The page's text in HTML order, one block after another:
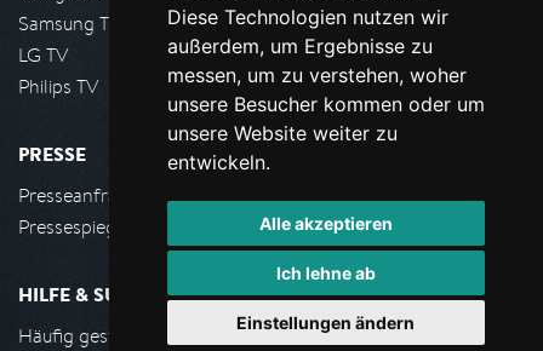
Diese Technologien nutzen wir
außerdem, um Ergebnisse zu
messen, um zu verstehen, woher
unsere Besucher kommen oder um
unsere Website weiter zu
entwickeln.
Alle akzeptieren
Ich lehne ab
Einstellungen ändern
Samsung TV
LG TV
Philips TV
PRESSE
Presseanfrage stellen
Pressespiegel
HILFE & SUPPORT
Häufig gestellte Fragen